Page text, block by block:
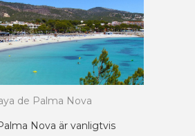
de Palma Nova
Nova är vanligtvis